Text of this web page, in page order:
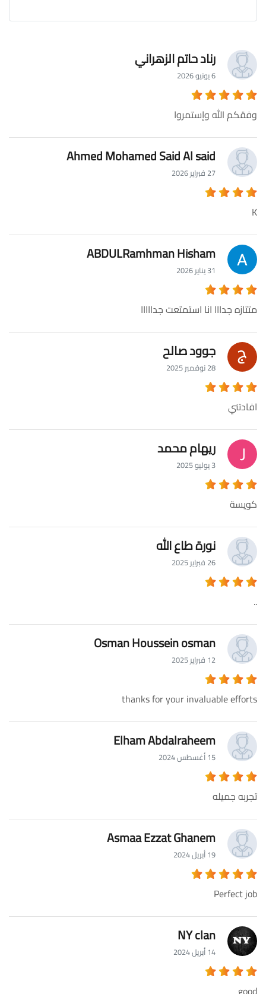
رناد حاتم الزهراني
6 يونيو 2026
وفقكم الله وإستمروا
Ahmed Mohamed Said Al said
27 فبراير 2026
K
ABDULRamhman Hisham
31 يناير 2026
متتازه جدااا انا استمتعت جدااااا
جوود صالح
28 نوفمبر 2025
افادتني
ريهام محمد
3 يوليو 2025
كويسة
نورة طاع الله
26 فبراير 2025
..
Osman Houssein osman
12 فبراير 2025
thanks for your invaluable efforts
Elham Abdalraheem
15 أغسطس 2024
تجربه جميله
Asmaa Ezzat Ghanem
19 أبريل 2024
Perfect job
NY clan
14 أبريل 2024